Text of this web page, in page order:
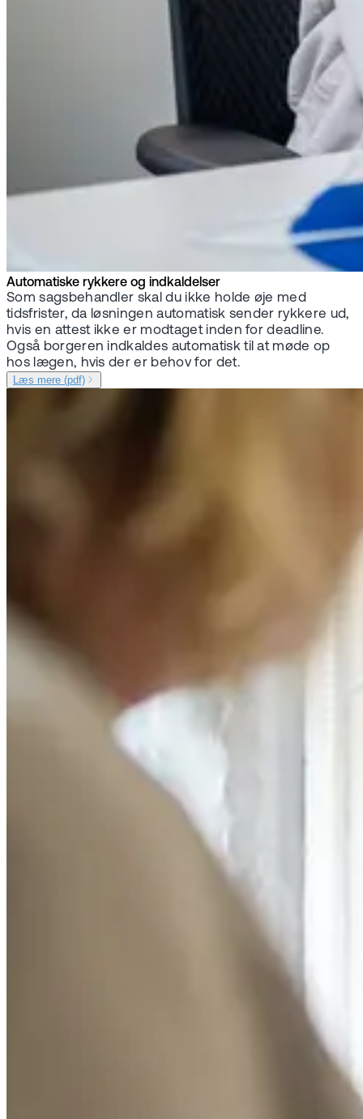
Automatiske rykkere og indkaldelser
Som sagsbehandler skal du ikke holde øje med
tidsfrister, da løsningen automatisk sender rykkere ud,
hvis en attest ikke er modtaget inden for deadline.
Også borgeren indkaldes automatisk til at møde op
hos lægen, hvis der er behov for det.
Læs mere (pdf)